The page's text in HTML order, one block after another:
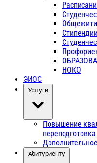
Стипендии
НОКО
ЭИОС
Услуги
Повышение
переподготовка
Абитуриенту